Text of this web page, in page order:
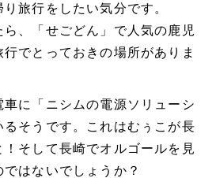
旅行をしたい気分です。
、「せごどん」で人気の鹿児
でとっておきの場所がありま
に「ニシムの電源ソリューシ
るそうです。これはむぅこが長
そして長崎でオルゴールを見
はないでしょうか？